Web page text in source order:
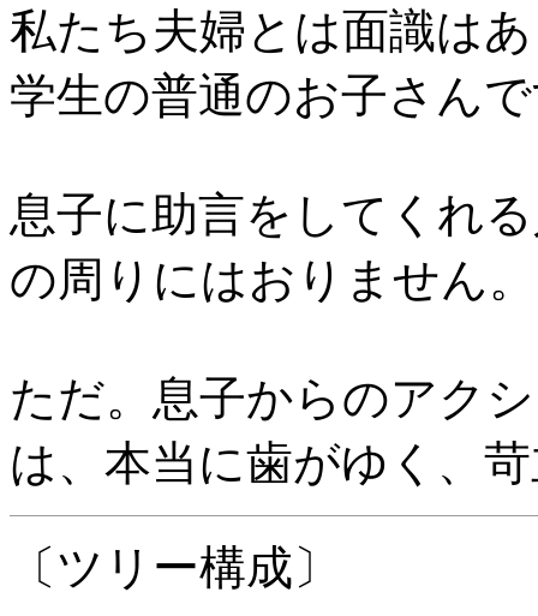
私たち夫婦とは面識は
学生の普通のお子さん
息子に助言をしてくれ
の周りにはおりません。
ただ。息子からのアク
は、本当に歯がゆく、
〔ツリー構成〕